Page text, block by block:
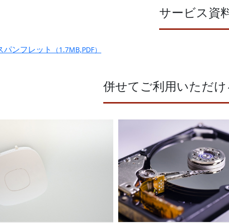
サービス資
パンフレット （1.7MB,PDF）
併せてご利用いただ